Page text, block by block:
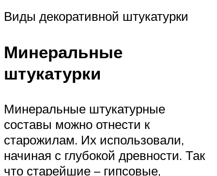
Виды декоративной штукатурки
Минеральные
штукатурки
Минеральные штукатурные
составы можно отнести к
старожилам. Их использовали,
начиная с глубокой древности. Так
что старейшие – гипсовые,